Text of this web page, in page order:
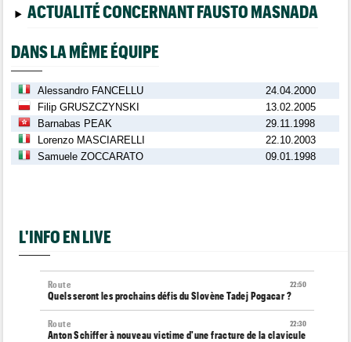
ACTUALITÉ CONCERNANT FAUSTO MASNADA
DANS LA MÊME ÉQUIPE
Alessandro FANCELLU
24.04.2000
Filip GRUSZCZYNSKI
13.02.2005
Barnabas PEAK
29.11.1998
Lorenzo MASCIARELLI
22.10.2003
Samuele ZOCCARATO
09.01.1998
L'INFO EN LIVE
22:50
Route
Quels seront les prochains défis du Slovène Tadej Pogacar ?
22:30
Route
Anton Schiffer à nouveau victime d'une fracture de la clavicule